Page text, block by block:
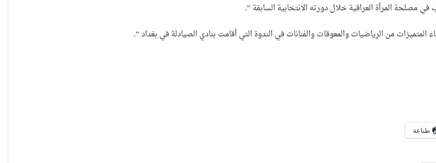
المرأة العراقية خلال دورته الانتخابية السابقة “.
من الرياضيات والمعوقات والفنانات في الندوة التي أقامت بنادي الصيادلة في بغداد “.
طباعة